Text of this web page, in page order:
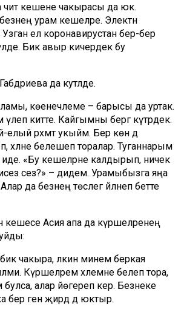
чит кешене чакырасы да юк.
урам кешеләре. Электән
ел коронавирустан бер-бер
Бик авыр кичердек бу
да куәтләде.
көенечлеме – барысы да уртак.
китте. Кайгымны бергә күтәрдек.
елый рәхмәт укыйм. Бер көн дә
хәлне белешеп торалар. Туганнарым
иде. «Бу кешеләрне калдырып, ничек
сез?» – дидем. Урамыбызга яңа
Алар да безнең төслегә әйләнеп бетте
кешесе Асия апа да күршеләренең
бик чакыра, ләкин минем беркая
Күршеләрем хәлемне белеп тора,
алар йөгереп керә. Безнеке
генә җирдә дә юктыр.